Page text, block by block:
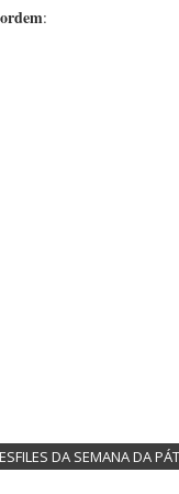
:
DA SEMANA DA